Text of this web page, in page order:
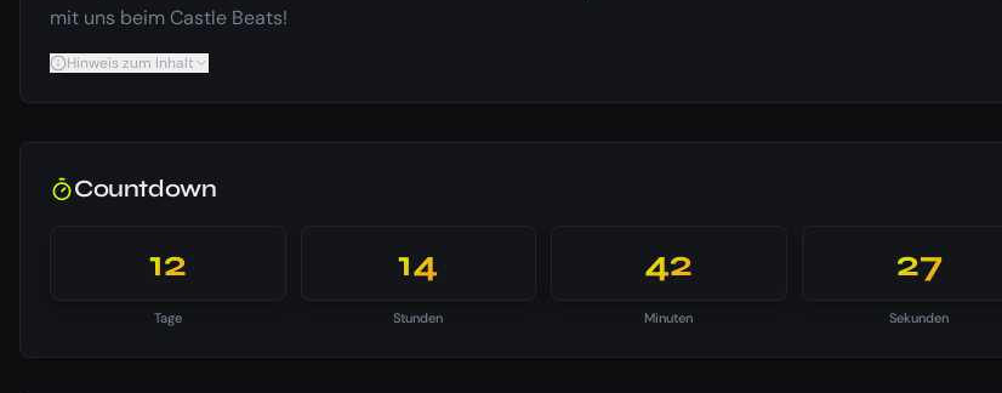
mit uns beim Castle Beats!
Hinweis zum Inhalt
Countdown
12
Tage
14
Stunden
42
Minuten
26
Sekunden